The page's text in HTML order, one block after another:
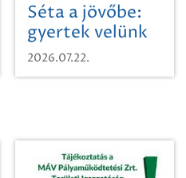
Séta a jövőbe:
gyertek velünk
egy városi
időutazásra!
2026.07.22.